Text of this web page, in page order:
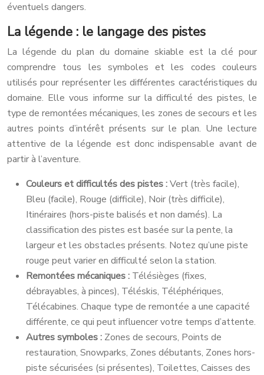
éventuels dangers.
La légende : le langage des pistes
La légende du plan du domaine skiable est la clé pour
comprendre tous les symboles et les codes couleurs
utilisés pour représenter les différentes caractéristiques du
domaine. Elle vous informe sur la difficulté des pistes, le
type de remontées mécaniques, les zones de secours et les
autres points d’intérêt présents sur le plan. Une lecture
attentive de la légende est donc indispensable avant de
partir à l’aventure.
Couleurs et difficultés des pistes :Vert (très facile),
Bleu (facile), Rouge (difficile), Noir (très difficile),
Itinéraires (hors-piste balisés et non damés). La
classification des pistes est basée sur la pente, la
largeur et les obstacles présents. Notez qu’une piste
rouge peut varier en difficulté selon la station.
Remontées mécaniques : Télésièges (fixes,
débrayables, à pinces), Téléskis, Téléphériques,
Télécabines. Chaque type de remontée a une capacité
différente, ce qui peut influencer votre temps d’attente.
Autres symboles : Zones de secours, Points de
restauration, Snowparks, Zones débutants, Zones hors-
piste sécurisées (si présentes), Toilettes, Caisses des